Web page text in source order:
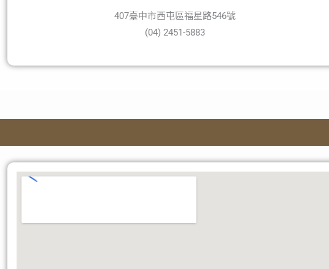
407臺中市西屯區福星路546號
(04) 2451-5883